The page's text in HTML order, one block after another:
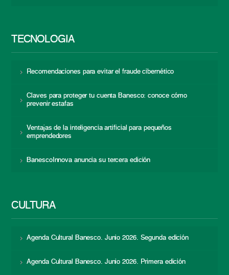
TECNOLOGÍA
Recomendaciones para evitar el fraude cibernético
Claves para proteger tu cuenta Banesco: conoce cómo
prevenir estafas
Ventajas de la inteligencia artificial para pequeños
emprendedores
BanescoInnova anuncia su tercera edición
CULTURA
Agenda Cultural Banesco. Junio 2026. Segunda edición
Agenda Cultural Banesco. Junio 2026. Primera edición